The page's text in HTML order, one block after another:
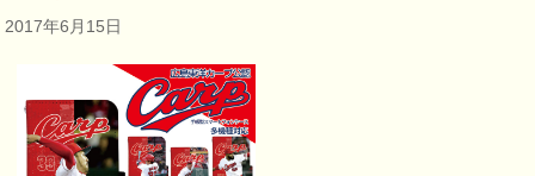
2017年6月15日